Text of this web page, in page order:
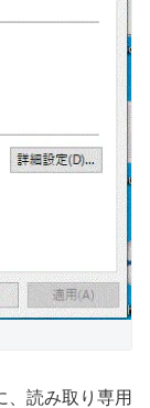
読み取り専用